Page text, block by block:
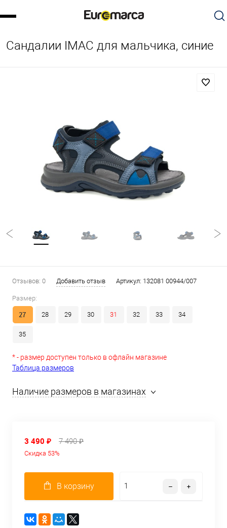
Сандалии IMAC для мальчика, синие
Отзывов: 0 Добавить отзыв Артикул: 132081 00944/007
Размер:
27 28 29 30 31 32 33 34
35
* - размер доступен только в офлайн магазине
Таблица размеров
Наличие размеров в магазинах
3 490 ₽ 7 490 ₽
Скидка 53%
В корзину